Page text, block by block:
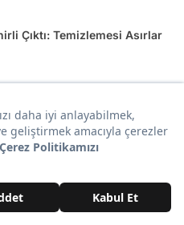
Çıktı: Temizlemesi Asırlar